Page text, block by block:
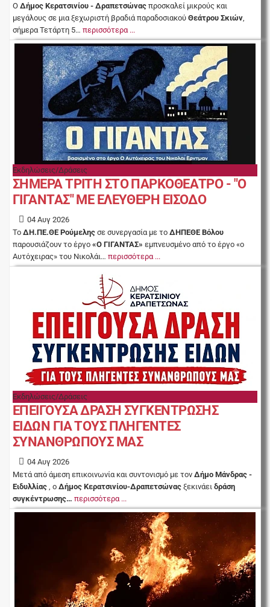
Ο Δήμος Κερατσινίου - Δραπετσώνας προσκαλεί μικρούς και
μεγάλους σε μια ξεχωριστή βραδιά παραδοσιακού Θεάτρου Σκιών
σήμερα Τετάρτη 5… περισσότερα ...
Εκδηλώσεις/Δράσεις
ΣΗΜΕΡΑ ΤΡΙΤΗ ΣΤΟ ΠΑΡΚΟΘΕΑΤΡΟ - "Ο
ΓΙΓΑΝΤΑΣ" ΜΕ ΕΛΕΥΘΕΡΗ ΕΙΣΟΔΟ
04 Αυγ 2026
Το ΔΗ.ΠΕ.ΘΕ Ρούμελης σε συνεργασία με το ΔΗΠΕΘΕ Βόλου
παρουσιάζουν το έργο «Ο ΓΙΓΑΝΤΑΣ» εμπνευσμένο από το έργο «ο
Αυτόχειρας» του Νικολάι… περισσότερα ...
Εκδηλώσεις/Δράσεις
ΕΠΕΙΓΟΥΣΑ ΔΡΑΣΗ ΣΥΓΚΕΝΤΡΩΣΗΣ
ΕΙΔΩΝ ΓΙΑ ΤΟΥΣ ΠΛΗΓΕΝΤΕΣ
ΣΥΝΑΝΘΡΩΠΟΥΣ ΜΑΣ
04 Αυγ 2026
Μετά από άμεση επικοινωνία και συντονισμό με τον Δήμο Μάνδρας -
Ειδυλλίας , ο Δήμος Κερατσινίου-Δραπετσώνας ξεκινάει δράση
συγκέντρωσης… περισσότερα ...